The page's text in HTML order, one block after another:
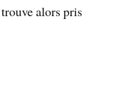
alors pris